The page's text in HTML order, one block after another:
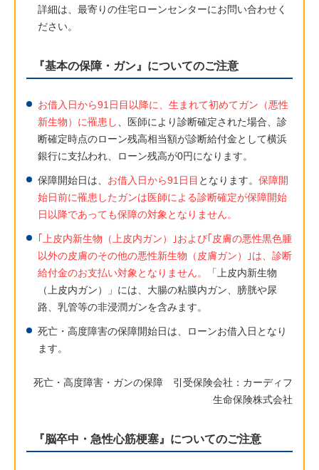
詳細は、最寄りの住宅ローンセンターにお問い合わせく
ださい。
『基本の保障・ガン』についてのご注意
お借入日から91日目以降に、生まれて初めてガン（悪性
新生物）に罹患し
、医師により診断確定された場合、診
断確定時点のローン残高相当額が診断給付金として横浜
銀行に支払われ、ローン残高が0円になります。
保障開始日は、 お借入日から91日目 となります。 保障開
始日前に罹患したガンは医師による診断確定が保障開始
日以降であっても保障の対象となりません。
｢上皮内新生物（上皮内ガン）｣および｢皮膚の悪性黒色腫
以外の皮膚のその他の悪性新生物（皮膚ガン）｣は、診断
給付金のお支払い対象となりません。
「上皮内新生物
（上皮内ガン）」には、大腸の粘膜内ガン、膀胱や尿
路、乳管等の非浸潤ガンを含みます。
死亡・高度障害の保障開始日は、ローンお借入日となり
ます。
死亡・高度障害・ガンの保障 引受保険会社：カーディフ
生命保険株式会社
『脳卒中・急性心筋梗塞』についてのご注意